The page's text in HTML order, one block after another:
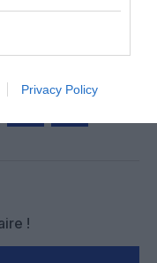
Privacy Policy
!